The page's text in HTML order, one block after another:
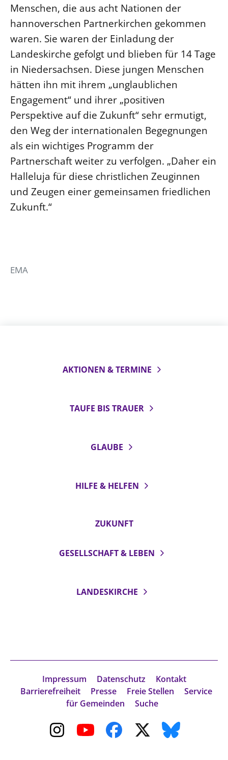
Menschen, die aus acht Nationen der
hannoverschen Partnerkirchen gekommen
waren. Sie waren der Einladung der
Landeskirche gefolgt und blieben für 14 Tage
in Niedersachsen. Diese jungen Menschen
hätten ihn mit ihrem „unglaublichen
Engagement“ und ihrer „positiven
Perspektive auf die Zukunft“ sehr ermutigt,
den Weg der internationalen Begegnungen
als ein wichtiges Programm der
Partnerschaft weiter zu verfolgen. „Daher ein
Halleluja für diese christlichen Zeuginnen
und Zeugen einer gemeinsamen friedlichen
Zukunft.“
EMA
AKTIONEN & TERMINE
TAUFE BIS TRAUER
GLAUBE
HILFE & HELFEN
ZUKUNFT
GESELLSCHAFT & LEBEN
LANDESKIRCHE
Impressum Datenschutz
Kontakt
Barrierefreiheit
Presse Freie Stellen
Service
für Gemeinden
Suche